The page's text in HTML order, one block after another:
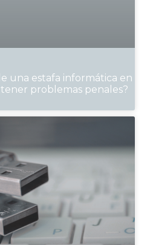
una estafa informática en
problemas penales?